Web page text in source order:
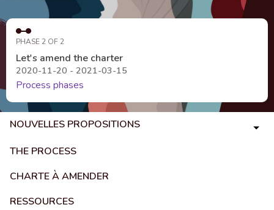
PHASE 2 OF 2
Let's amend the charter
2020-11-20 - 2021-03-15
Process phases
NOUVELLES PROPOSITIONS
THE PROCESS
CHARTE À AMENDER
RESSOURCES